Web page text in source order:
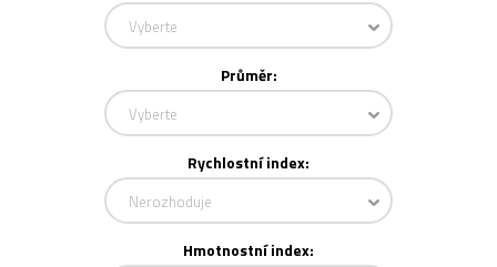
Vyberte
Průměr:
Vyberte
Rychlostní index:
Nerozhoduje
Hmotnostní index: